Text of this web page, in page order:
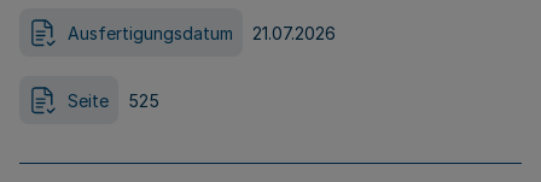
Ausfertigungsdatum 21.07.2026
Seite 525